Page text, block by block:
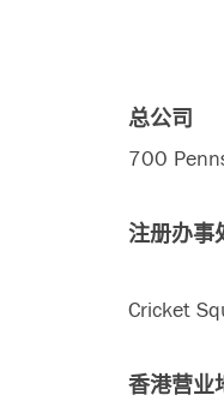
总公司
700
注册办事
Cricket
香港营业